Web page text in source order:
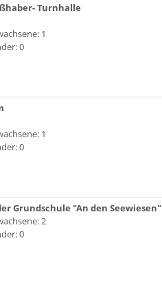
Turnhalle
1
0
1
0
Grundschule "An den Seewiesen"
2
0